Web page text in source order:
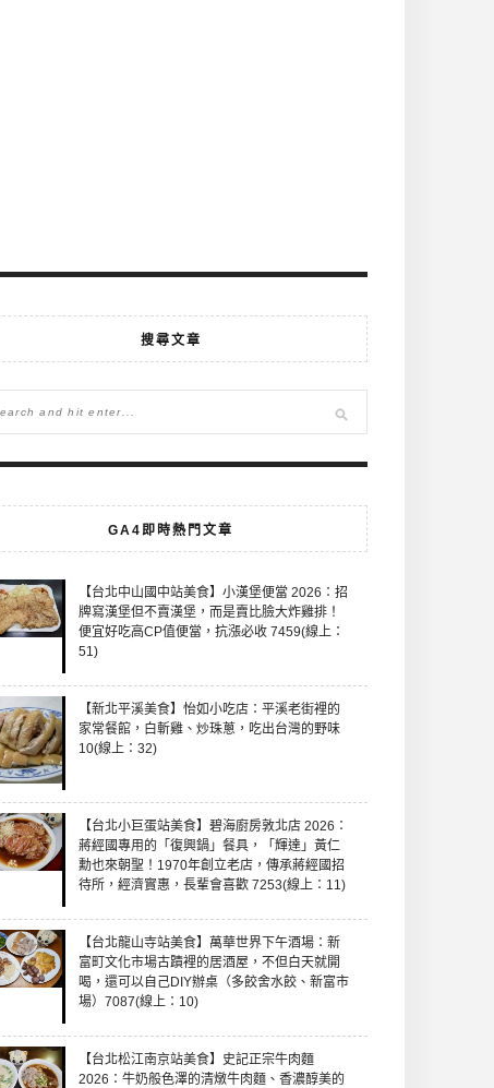
搜尋文章
GA4即時熱門文章
【台北中山國中站美食】小漢堡便當 2026：招
牌寫漢堡但不賣漢堡，而是賣比臉大炸雞排！
便宜好吃高CP值便當，抗漲必收 7459(線上：
51)
【新北平溪美食】怡如小吃店：平溪老街裡的
家常餐館，白斬雞、炒珠蔥，吃出台灣的野味
10(線上：32)
【台北小巨蛋站美食】碧海廚房敦北店 2026：
蔣經國專用的「復興鍋」餐具，「輝達」黃仁
勳也來朝聖！1970年創立老店，傳承蔣經國招
待所，經濟實惠，長輩會喜歡 7253(線上：11)
【台北龍山寺站美食】萬華世界下午酒場：新
富町文化市場古蹟裡的居酒屋，不但白天就開
喝，還可以自己DIY辦桌（多餃舍水餃、新富市
場）7087(線上：10)
【台北松江南京站美食】史記正宗牛肉麵
2026：牛奶般色澤的清燉牛肉麵、香濃醇美的